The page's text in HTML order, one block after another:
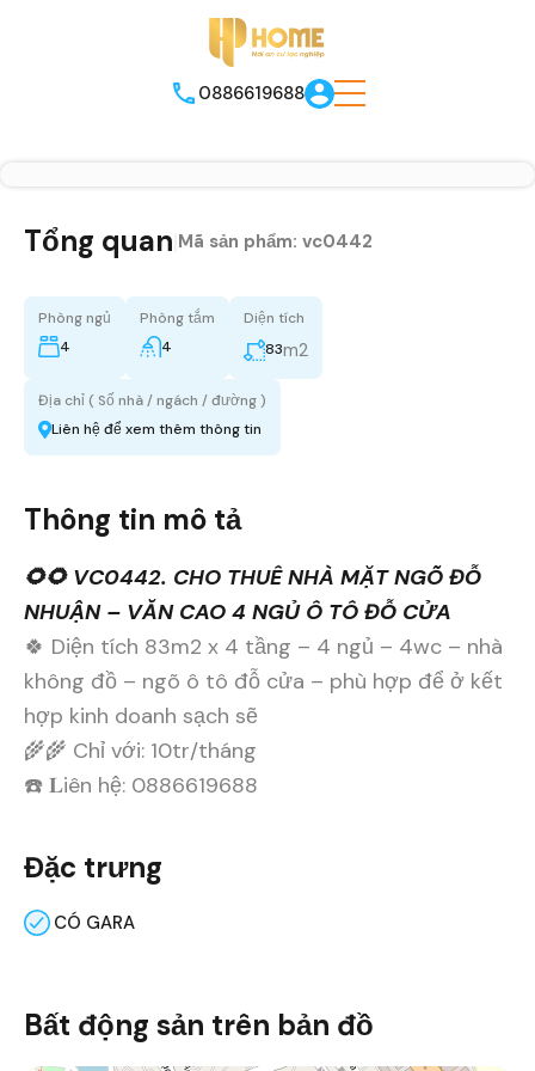
0886619688
Tổng quan Mã sản phẩm: vc0442
Phòng ngủ
4
Phòng tắm
4
Diện tích
83m2
Địa chỉ ( Số nhà / ngách / đường )
Liên hệ để xem thêm thông tin
Thông tin mô tả
🌻🌻 VC0442. CHO THUÊ NHÀ MẶT NGÕ ĐỖ
NHUẬN – VĂN CAO 4 NGỦ Ô TÔ ĐỖ CỬA
🍀 Diện tích 83m2 x 4 tầng – 4 ngủ – 4wc – nhà
không đồ – ngõ ô tô đỗ cửa – phù hợp để ở kết
hợp kinh doanh sạch sẽ
🌾🌾 Chỉ với: 10tr/tháng
☎️ 𝐋iên hệ: 0886619688
Đặc trưng
CÓ GARA
Bất động sản trên bản đồ